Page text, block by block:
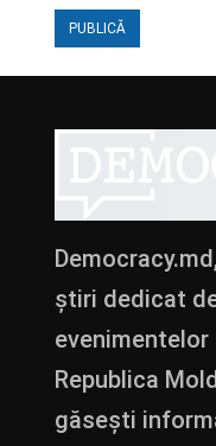
știri dedicat
Republica
găsești